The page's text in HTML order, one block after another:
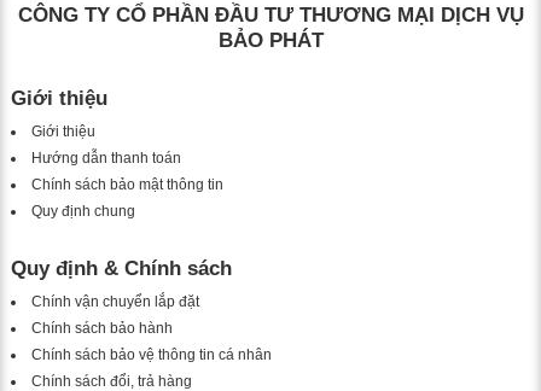
CÔNG TY CỔ PHẦN ĐẦU TƯ THƯƠNG MẠI DỊCH VỤ
BẢO PHÁT
Giới thiệu
Giới thiệu
Hướng dẫn thanh toán
Chính sách bảo mật thông tin
Quy định chung
Quy định & Chính sách
Chính vận chuyển lắp đặt
Chính sách bảo hành
Chính sách bảo vệ thông tin cá nhân
Chính sách đổi, trả hàng